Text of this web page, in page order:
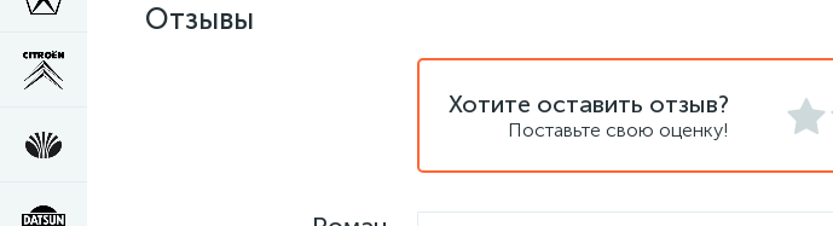
Отзывы
Хотите оставить отзыв?
Поставьте свою оценку!